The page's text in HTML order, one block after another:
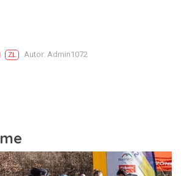
ZL Autor: Admin1072